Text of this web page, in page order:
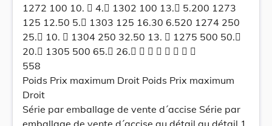
1272 100 10.  4. 1302 100 13. 5.200 1273
125 12.50 5. 1303 125 16.30 6.520 1274 250
25. 10.  1304 250 32.50 13.  1275 500 50.
20. 1305 500 65. 26.       
558
Poids Prix maximum Droit Poids Prix maximum
Droit
Série par emballage de vente d´accise Série par
emballage de vente d´accise au détail au détail 1